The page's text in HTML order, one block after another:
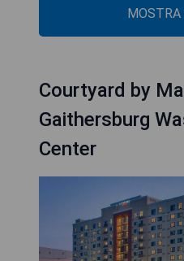
MOSTRA
Courtyard by
Gaithersburg
Center